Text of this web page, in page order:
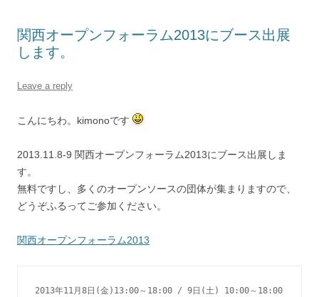
関西オープンフォーラム2013にブース出展
します。
Leave a reply
こんにちわ。kimonoです
2013.11.8-9 関西オープンフォーラム2013にブース出展しま
す。
無料ですし、多くのオープンソースの団体が集まりますので、
どうぞふるってご参加ください。
関西オープンフォーラム2013
2013年11月8日(金)13:00～18:00 / 9日(土) 10:00～18:00